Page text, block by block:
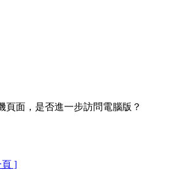
頁面，是否進一步訪問電腦版？
頁 ]